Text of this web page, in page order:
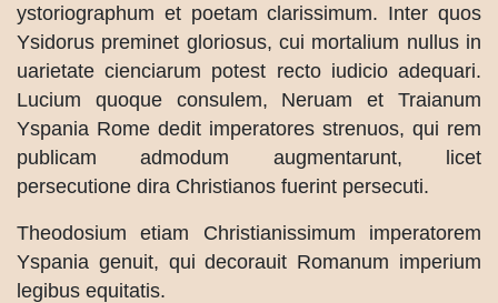
ystoriographum et poetam clarissimum. Inter quos
Ysidorus preminet gloriosus, cui mortalium nullus in
uarietate cienciarum potest recto iudicio adequari.
Lucium quoque consulem, Neruam et Traianum
Yspania Rome dedit imperatores strenuos, qui rem
publicam admodum augmentarunt, licet
persecutione dira Christianos fuerint persecuti.
Theodosium etiam Christianissimum imperatorem
Yspania genuit, qui decorauit Romanum imperium
legibus equitatis.